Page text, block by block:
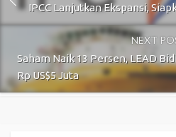
IPCC Lanjutkan Ekspansi,
NEXT
Saham Naik 13 Persen, LEAD
Rp US$5 Juta